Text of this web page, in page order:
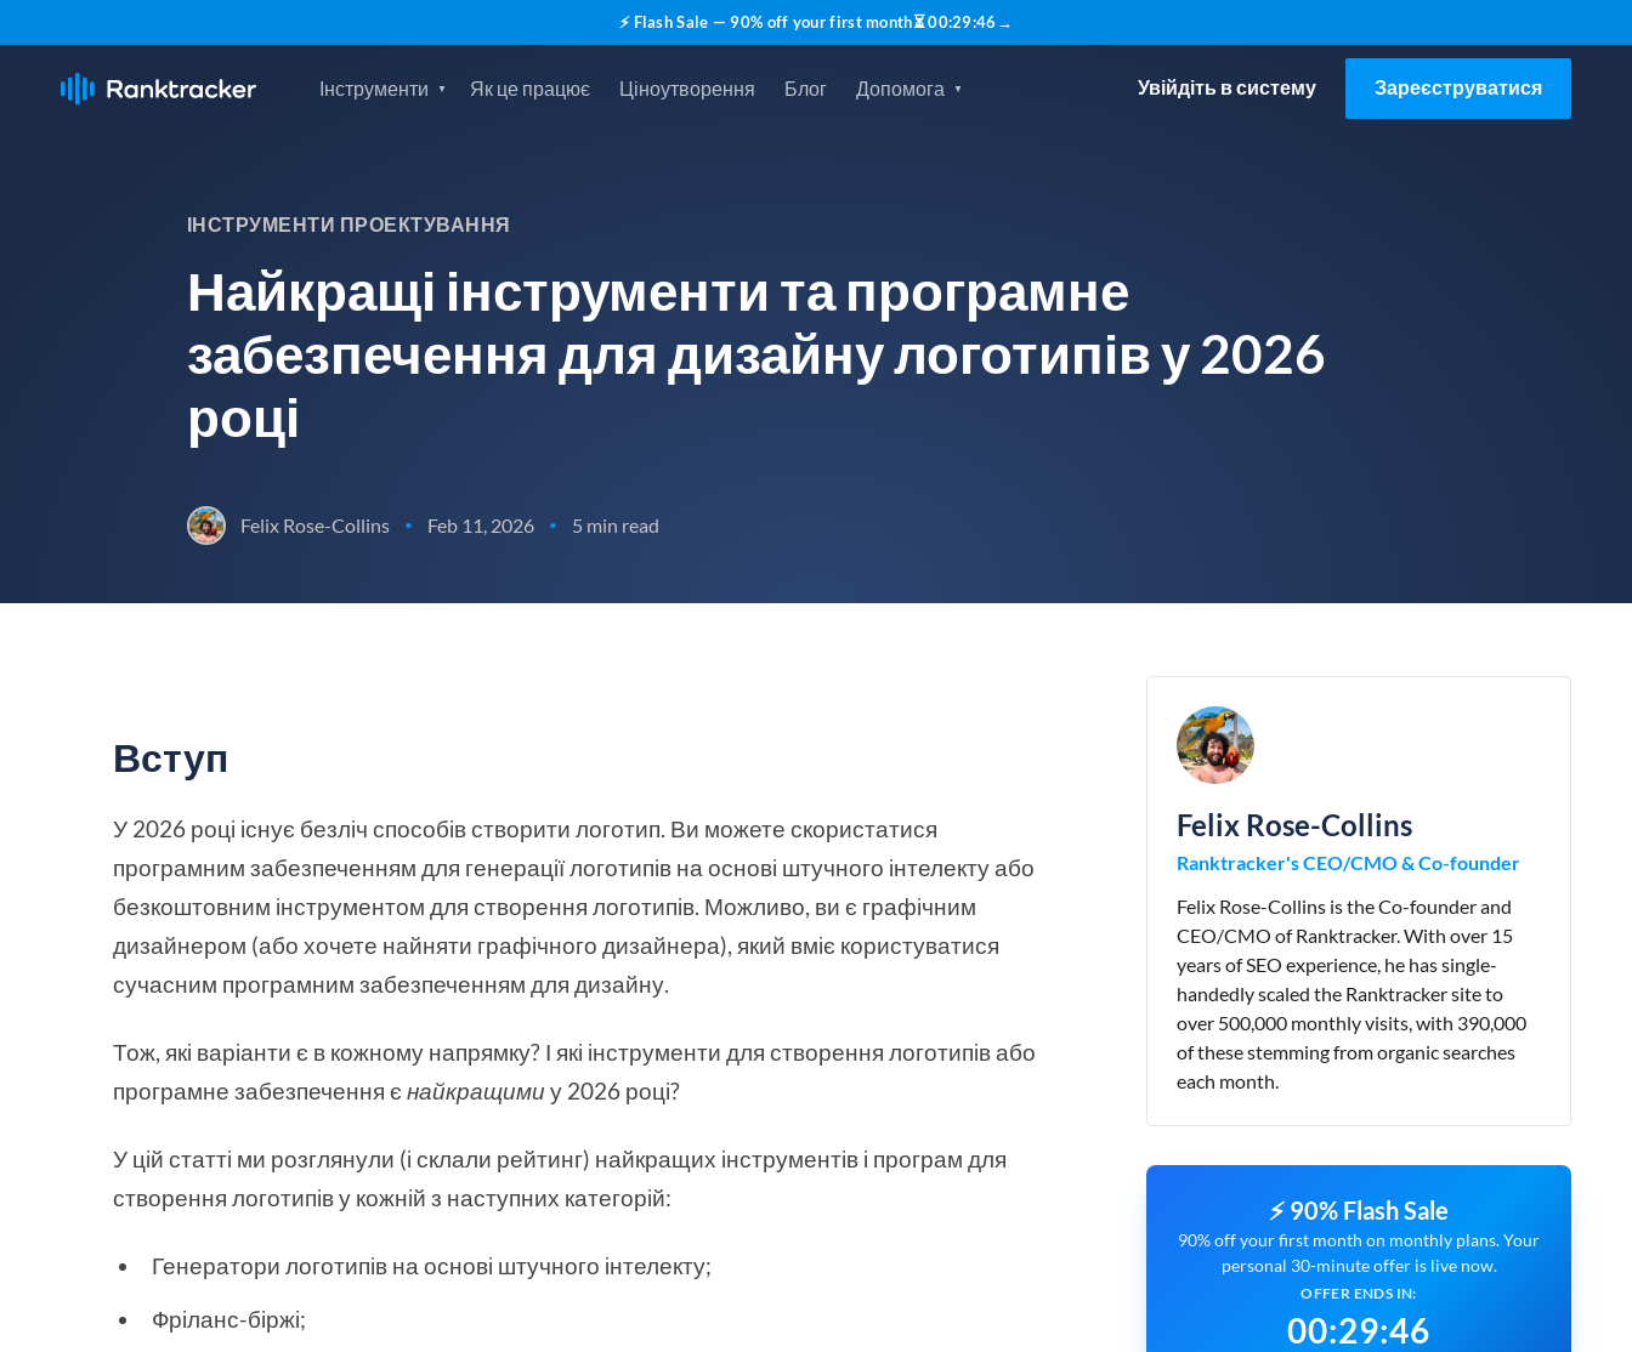
⚡ Flash Sale — 90% off your first month⏳00:29:45 →
Інструменти Як це працює Ціноутворення Блог Допомога Увійдіть в систему Зареєструватися
ІНСТРУМЕНТИ ПРОЕКТУВАННЯ
Найкращі інструменти та програмне
забезпечення для дизайну логотипів у 2026
році
Felix Rose-Collins • Feb 11, 2026 • 5 min read
Вступ
У 2026 році існує безліч способів створити логотип. Ви можете скористатися
програмним забезпеченням для генерації логотипів на основі штучного інтелекту або
безкоштовним інструментом для створення логотипів. Можливо, ви є графічним
дизайнером (або хочете найняти графічного дизайнера), який вміє користуватися
сучасним програмним забезпеченням для дизайну.
Тож, які варіанти є в кожному напрямку? І які інструменти для створення логотипів або
програмне забезпечення єнайкращими у 2026 році?
У цій статті ми розглянули (і склали рейтинг) найкращих інструментів і програм для
створення логотипів у кожній з наступних категорій:
Генератори логотипів на основі штучного інтелекту;
Фріланс-біржі;
Felix Rose-Collins
Ranktracker's CEO/CMO & Co-founder
Felix Rose-Collins is the Co-founder and
CEO/CMO of Ranktracker. With over 15
years of SEO experience, he has single-
handedly scaled the Ranktracker site to
over 500,000 monthly visits, with 390,000
of these stemming from organic searches
each month.
⚡ 90% Flash Sale
90% off your first month on monthly plans. Your
personal 30-minute offer is live now.
OFFER ENDS IN:
00:29:45